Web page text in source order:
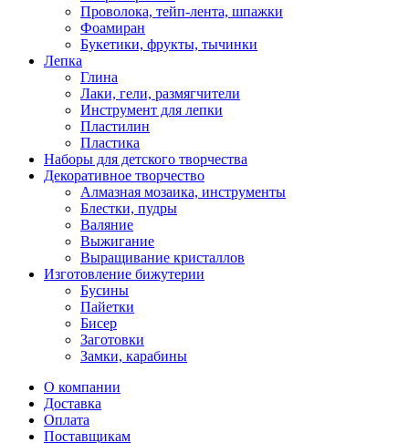
Проволока, тейп-лента, шпажки
Фоамиран
Букетики, фрукты, тычинки
Лепка
Глина
Лаки, гели, размягчители
Инструмент для лепки
Пластилин
Пластика
Наборы для детского творчества
Декоративное творчество
Алмазная мозаика, инструменты
Блестки, пудры
Валяние
Выжигание
Выращивание кристаллов
Изготовление бижутерии
Бусины
Пайетки
Бисер
Заготовки
Замки, карабины
О компании
Доставка
Оплата
Поставщикам